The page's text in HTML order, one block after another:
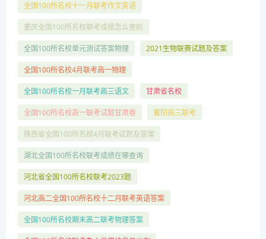
全国100所名校十一月联考作文英语
重庆全国100所名校联考成绩怎么查的
全国100所名校单元测试答案物理 2021生物联赛试题及答案
全国100所名校4月联考高一物理
全国100所名校一月联考高三语文 甘肃省名校
全国100所名校高一联考试题甘肃卷 襄阳高三联考
陕西省全国100所名校4月联考试题及答案
湖北全国100所名校联考成绩在哪查询
河北省全国100所名校联考2023题
河北高二全国100所名校十二月联考英语答案
全国100所名校期末高二联考物理答案